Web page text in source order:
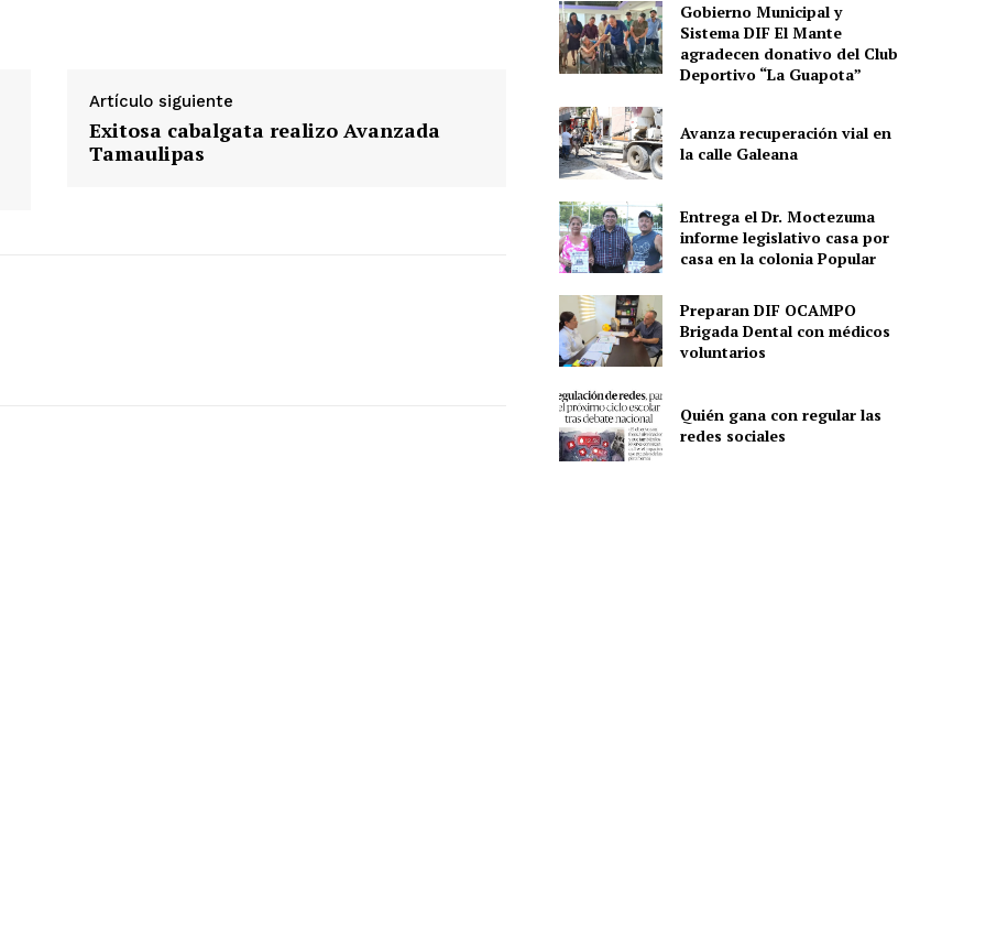
Artículo siguiente
Exitosa cabalgata realizo Avanzada
Tamaulipas
Gobierno Municipal y
Sistema DIF El Mante
agradecen donativo del Club
Deportivo “La Guapota”
Avanza recuperación vial en
la calle Galeana
Entrega el Dr. Moctezuma
informe legislativo casa por
casa en la colonia Popular
Preparan DIF OCAMPO
Brigada Dental con médicos
voluntarios
Quién gana con regular las
redes sociales